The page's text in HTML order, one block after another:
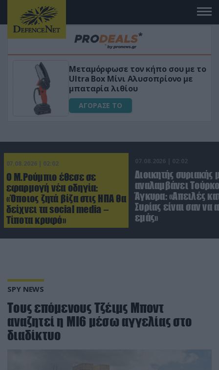
Μεταμόρφωσε τον κήπο σου με το
Ultra Box Μίνι Αλυσοπρίονο με
μπαταρία λιθίου
ΑΓΟΡΑΣΕ ΤΟ
07.08.2026 | 02:02
Ο Μ.Ρούμπιο έθεσε σε
εφαρμογή νέα οδηγία:
«Όποιος ζητά βίζα στις ΗΠΑ θα
δείχνει τα social media –
Τίποτα κρυφό»
07.08.2026 | 02:02
Διοικητής συριακής
αναλαμβάνει
Άγκυρα: «Απειλές
Συρίας είναι σαν να
εμάς»
SPY NEWS
Τους επόμενους Τζέιμς Μποντ
αναζητεί η ΜΙ6 μέσω αγγελίας στο
διαδίκτυο